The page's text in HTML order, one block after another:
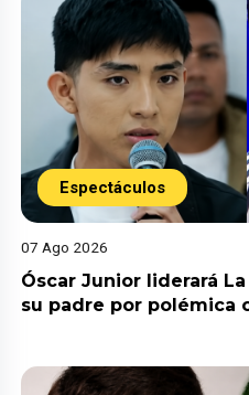
Espectáculos
07 Ago 2026
Óscar Junior liderará
su padre por polémica